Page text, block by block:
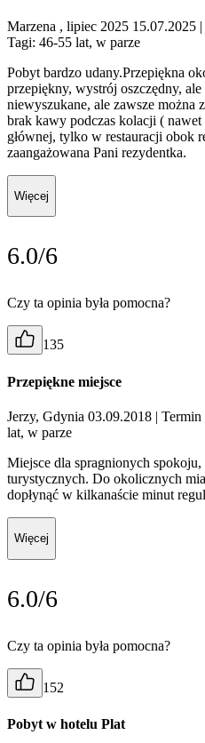
Marzena , lipiec 2025 15.07.2025
Tagi: 46-55 lat, w parze
Pobyt bardzo udany.Przepiękna
przepiękny, wystrój oszczędny,
niewyszukane, ale zawsze można
brak kawy podczas kolacji (
głównej, tylko w restauracji obok
zaangażowana Pani rezydentka.
Więcej
6.0/6
Czy ta opinia była pomocna?
135
Przepiękne miejsce
Jerzy, Gdynia 03.09.2018 |
lat, w parze
Miejsce dla spragnionych
turystycznych. Do okolicznych
dopłynąć w kilkanaście minut
Więcej
6.0/6
Czy ta opinia była pomocna?
152
Pobyt w hotelu Plat